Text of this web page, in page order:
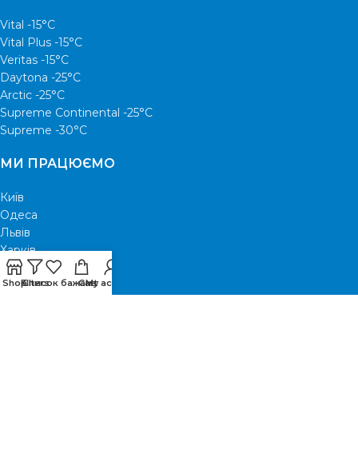
Vital -15°С
Vital Plus -15°C
Veritas -15°С
Daytona -25°С
Arctic -25°С
Supreme Continental -25°С
Supreme -30°С
МИ ПРАЦЮЄМО
Київ
Одеса
Львів
Харків
Біла Церква
Бровари
ShopFilters
Список бажань
Cart
My account